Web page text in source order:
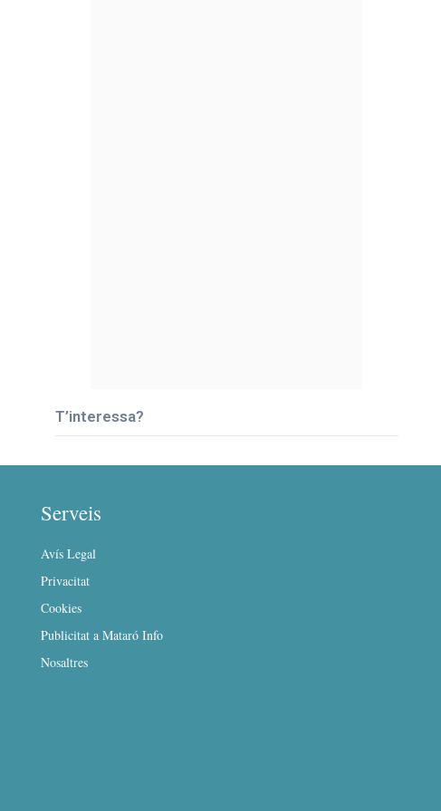
T’interessa?
Serveis
Avís Legal
Privacitat
Cookies
Publicitat a Mataró Info
Nosaltres